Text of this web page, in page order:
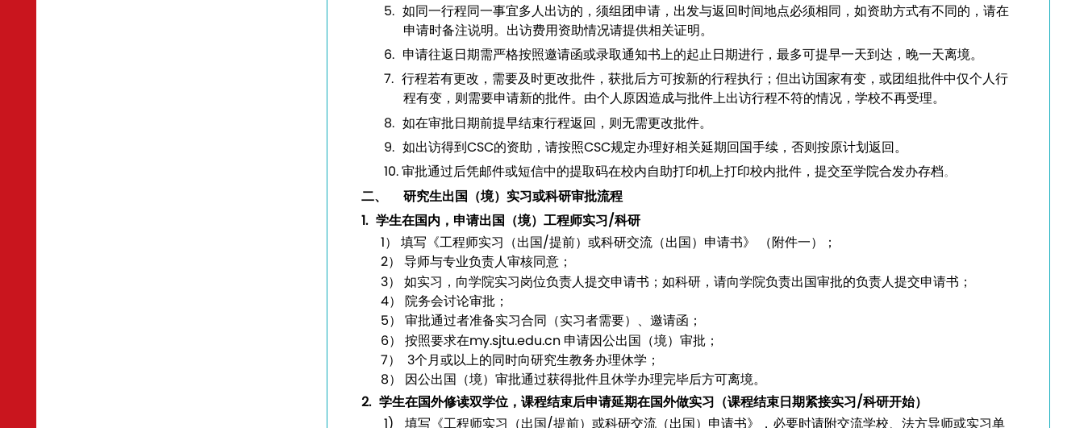
5. 如同一行程同一事宜多人出访的，须组团申请，出发与返回时间地点必须相同，如资助方式有不同的，请在
申请时备注说明。出访费用资助情况请提供相关证明。
6. 申请往返日期需严格按照邀请函或录取通知书上的起止日期进行，最多可提早一天到达，晚一天离境。
7. 行程若有更改， 需要及时更改批件， 获批后方可按新的行程执行；但出访国家有变，或团组批件中仅个人行
程有变，则需要申请新的批件。 由个人原因造成与批件上出访行程不符的情况，学校不再受理。
8. 如在审批日期前提早结束行程返回，则无需更改批件。
9. 如出访得到CSC的资助，请按照CSC规定办理好相关延期回国手续，否则按原计划返回。
10.审批通过后凭邮件或短信中的提取码在校内自助打印机上打印校内批件，提交至学院合发办存档。
二、
研究生出国（境）实习或科研审批流程
1. 学生在国内，申请出国（境）工程师实习/科研
1）
填写《工程师实习（出国/提前）或科研交流（出国）申请书》 （附件一）；
2）
导师与专业负责人审核同意；
3）
如实习，向学院实习岗位负责人提交申请书；如科研，请向学院负责出国审批的负责人提交申请书；
4）
院务会讨论审批；
5）
审批通过者准备实习合同（实习者需要）、邀请函；
6）
按照要求在my.sjtu.edu.cn 申请因公出国（境）审批；
7）
3个月或以上的同时向研究生教务办理休学；
8）
因公出国（境）审批通过获得批件且休学办理完毕后方可离境。
2. 学生在国外修读双学位，课程结束后申请延期在国外做实习（课程结束日期紧接实习/科研开始）
1)
填写《工程师实习（出国/提前）或科研交流（出国）申请书》，必要时请附交流学校、法方导师或实习单